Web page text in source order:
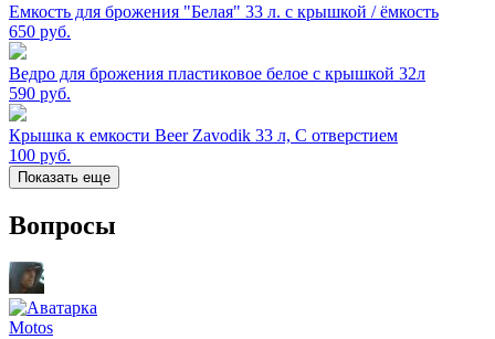
Емкость для брожения "Белая" 33 л. с крышкой / ёмкость
650 руб.
Ведро для брожения пластиковое белое с крышкой 32л
590 руб.
Крышка к емкости Beer Zavodik 33 л, С отверстием
100 руб.
Показать еще
Вопросы
Motos